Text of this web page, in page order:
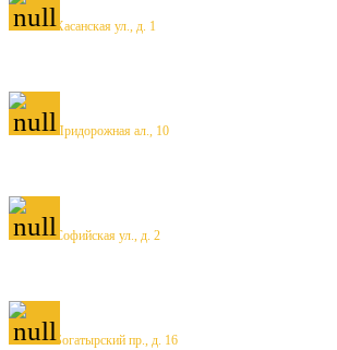
Хасанская ул., д. 1
Придорожная ал., 10
Софийская ул., д. 2
Богатырский пр., д. 16